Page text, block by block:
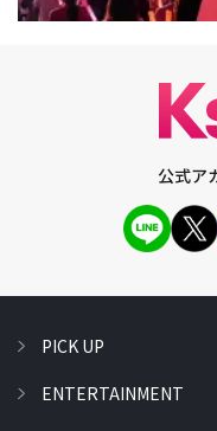
公式ア
PICK UP
ENTERTAINMENT